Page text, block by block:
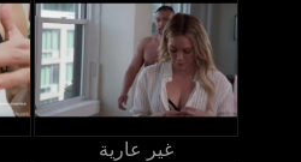
غير عارية